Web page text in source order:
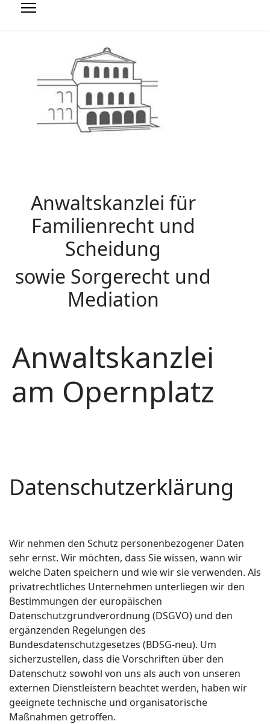
Anwaltskanzlei für
Familienrecht und
Scheidung
sowie Sorgerecht und
Mediation
Anwaltskanzlei
am Opernplatz
Datenschutzerklärung
Wir nehmen den Schutz personenbezogener Daten
sehr ernst. Wir möchten, dass Sie wissen, wann wir
welche Daten speichern und wie wir sie verwenden. Als
privatrechtliches Unternehmen unterliegen wir den
Bestimmungen der europäischen
Datenschutzgrundverordnung (DSGVO) und den
ergänzenden Regelungen des
Bundesdatenschutzgesetzes (BDSG-neu). Um
sicherzustellen, dass die Vorschriften über den
Datenschutz sowohl von uns als auch von unseren
externen Dienstleistern beachtet werden, haben wir
geeignete technische und organisatorische
Maßnahmen getroffen.